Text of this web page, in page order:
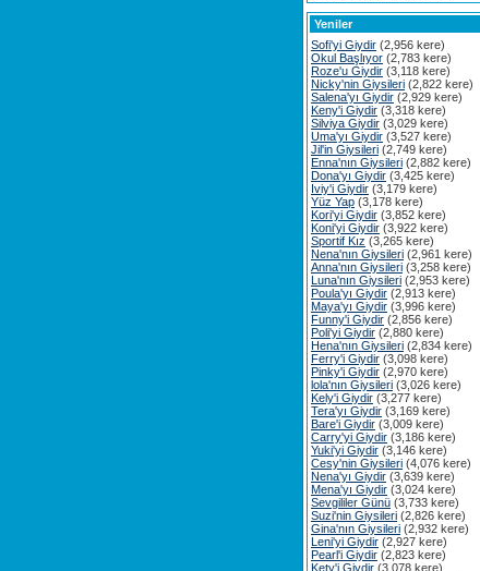
Yeniler
Sofi'yi Giydir (2,956 kere)
Okul Başlıyor (2,783 kere)
Roze'u Giydir (3,118 kere)
Nicky'nin Giysileri (2,822 kere)
Salena'yı Giydir (2,929 kere)
Keny'i Giydir (3,318 kere)
Silviya Giydir (3,029 kere)
Uma'yı Giydir (3,527 kere)
Jil'in Giysileri (2,749 kere)
Enna'nın Giysileri (2,882 kere)
Dona'yı Giydir (3,425 kere)
Iviy'i Giydir (3,179 kere)
Yüz Yap (3,178 kere)
Kori'yi Giydir (3,852 kere)
Koni'yi Giydir (3,922 kere)
Sportif Kız (3,265 kere)
Nena'nın Giysileri (2,961 kere)
Anna'nın Giysileri (3,258 kere)
Luna'nın Giysileri (2,953 kere)
Poula'yı Giydir (2,913 kere)
Maya'yı Giydir (3,996 kere)
Funny'i Giydir (2,856 kere)
Poli'yi Giydir (2,880 kere)
Hena'nın Giysileri (2,834 kere)
Ferry'i Giydir (3,098 kere)
Pinky'i Giydir (2,970 kere)
lola'nın Giysileri (3,026 kere)
Kely'i Giydir (3,277 kere)
Tera'yı Giydir (3,169 kere)
Bare'i Giydir (3,009 kere)
Carry'yi Giydir (3,186 kere)
Yuki'yi Giydir (3,146 kere)
Cesy'nin Giysileri (4,076 kere)
Nena'yı Giydir (3,639 kere)
Mena'yı Giydir (3,024 kere)
Sevgililer Günü (3,733 kere)
Suzi'nin Giysileri (2,826 kere)
Gina'nın Giysileri (2,932 kere)
Leni'yi Giydir (2,927 kere)
Pearl'i Giydir (2,823 kere)
Kety'i Giydir (3,078 kere)